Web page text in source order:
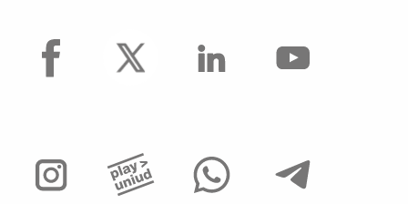
facebook